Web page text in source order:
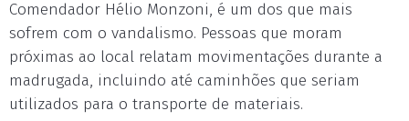
Comendador Hélio Monzoni, é um dos que mais
sofrem com o vandalismo. Pessoas que moram
próximas ao local relatam movimentações durante a
madrugada, incluindo até caminhões que seriam
utilizados para o transporte de materiais.